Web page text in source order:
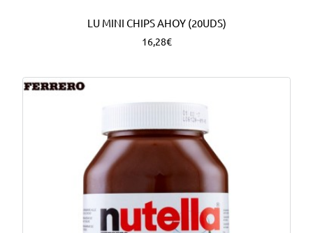
LU MINI CHIPS AHOY (20UDS)
16,28€